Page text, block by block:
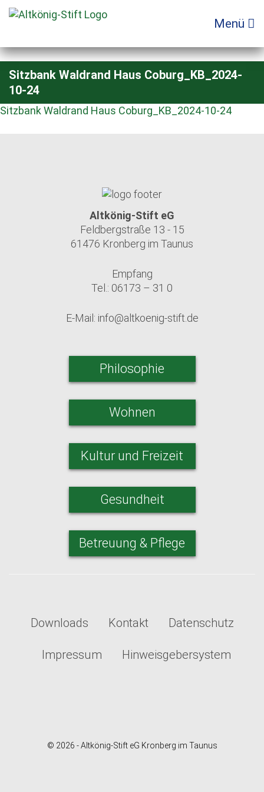
Zum
Inhalt
Menü
Sitzbank Waldrand Haus Coburg_KB_2024-
10-24
Sitzbank Waldrand Haus Coburg_KB_2024-10-24
Altkönig-Stift eG
Feldbergstraße 13 - 15
61476 Kronberg im Taunus
Empfang
Tel.: 06173 – 31 0
E-Mail: info@altkoenig-stift.de
Philosophie
Wohnen
Kultur und Freizeit
Gesundheit
Betreuung & Pflege
Downloads Kontakt Datenschutz
Impressum Hinweisgebersystem
© 2026 - Altkönig-Stift eG Kronberg im Taunus